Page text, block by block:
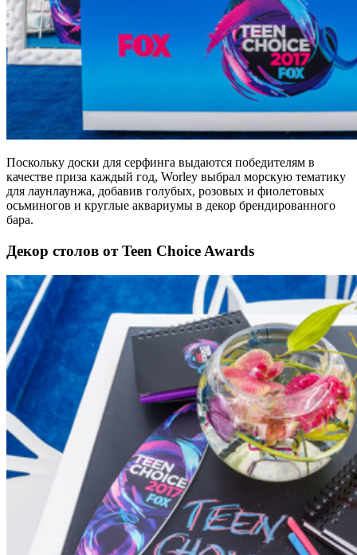
Поскольку доски для серфинга выдаются победителям в
качестве приза каждый год, Worley выбрал морскую тематику
для лаунлаунжа, добавив голубых, розовых и фиолетовых
осьминогов и круглые аквариумы в декор брендированного
бара.
Декор столов от Teen Choice Awards